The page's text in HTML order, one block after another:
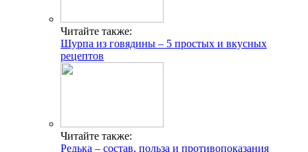
Читайте также:
Шурпа из говядины – 5 простых и вкусных
рецептов
Читайте также:
Редька – состав, польза и противопоказания